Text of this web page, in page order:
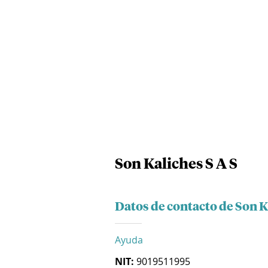
Son Kaliches S A S
Datos de contacto de Son
Ayuda
NIT: 9019511995